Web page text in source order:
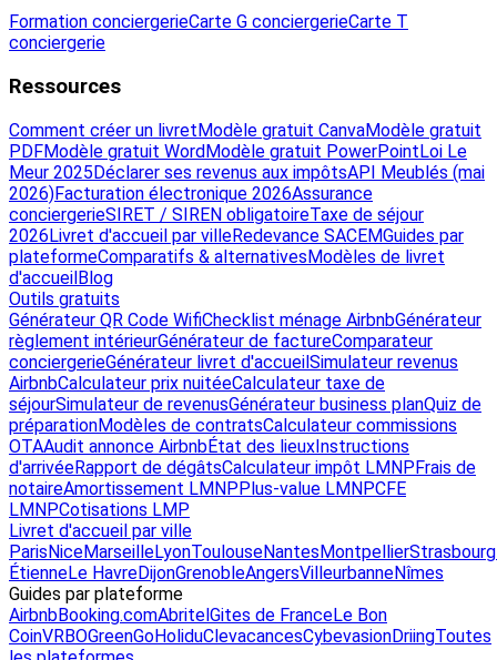
Formation conciergerieCarte G conciergerieCarte T
conciergerie
Ressources
Comment créer un livretModèle gratuit CanvaModèle gratuit
PDFModèle gratuit WordModèle gratuit PowerPointLoi Le
Meur 2025Déclarer ses revenus aux impôtsAPI Meublés (mai
2026)Facturation électronique 2026Assurance
conciergerieSIRET / SIREN obligatoireTaxe de séjour
2026Livret d'accueil par villeRedevance SACEMGuides par
plateformeComparatifs & alternativesModèles de livret
d'accueilBlog
Outils gratuits
Générateur QR Code WifiChecklist ménage AirbnbGénérateur
règlement intérieurGénérateur de factureComparateur
conciergerieGénérateur livret d'accueilSimulateur revenus
AirbnbCalculateur prix nuitéeCalculateur taxe de
séjourSimulateur de revenusGénérateur business planQuiz de
préparationModèles de contratsCalculateur commissions
OTAAudit annonce AirbnbÉtat des lieuxInstructions
d'arrivéeRapport de dégâtsCalculateur impôt LMNPFrais de
notaireAmortissement LMNPPlus-value LMNPCFE
LMNPCotisations LMP
Livret d'accueil par ville
ParisNiceMarseilleLyonToulouseNantesMontpellierStrasbourg
ÉtienneLe HavreDijonGrenobleAngersVilleurbanneNîmes
Guides par plateforme
AirbnbBooking.comAbritelGites de FranceLe Bon
CoinVRBOGreenGoHoliduClevacancesCybevasionDriingToutes